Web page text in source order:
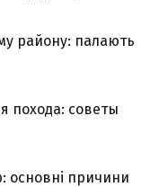
району: палають
похода: советы
основні причини